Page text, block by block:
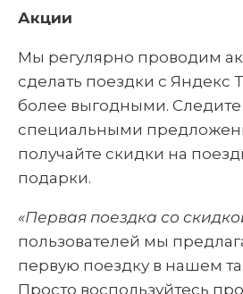
Акции
Мы регулярно проводим
сделать поездки с Яндекс
более выгодными.
специальными
получайте скидки на
подарки.
«Первая поездка со
пользователей мы
первую поездку в нашем
Просто воспользуйтесь